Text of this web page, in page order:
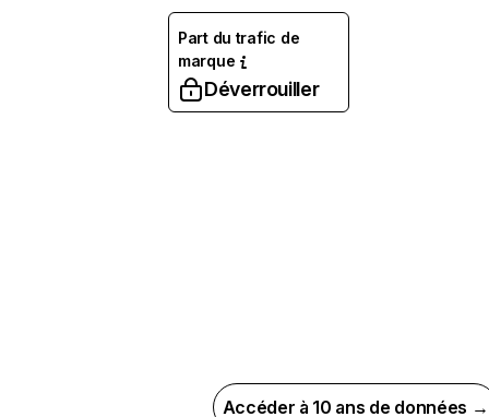
Part du trafic de
marque
Déverrouiller
Accéder à 10 ans de données →